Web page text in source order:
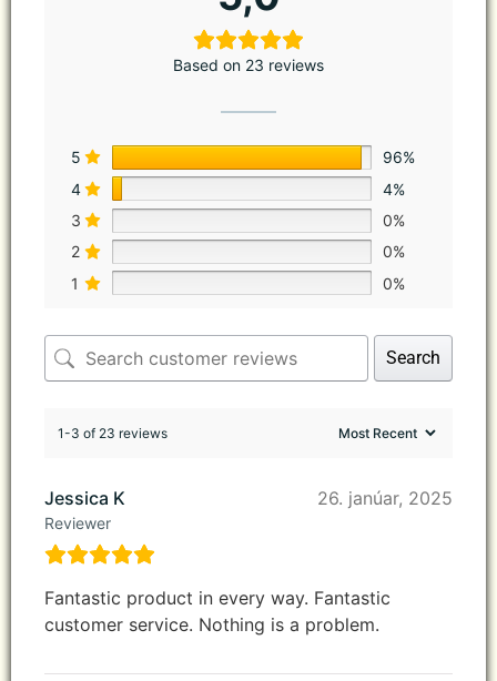
Based on 23 reviews
5
96%
4
4%
3
0%
2
0%
1
0%
Search
1-3 of 23 reviews
Jessica K
Reviewer
26. janúar, 2025
Fantastic product in every way. Fantastic
customer service. Nothing is a problem.